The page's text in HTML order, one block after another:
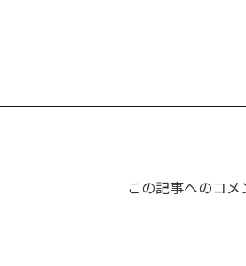
この記事へのコメ